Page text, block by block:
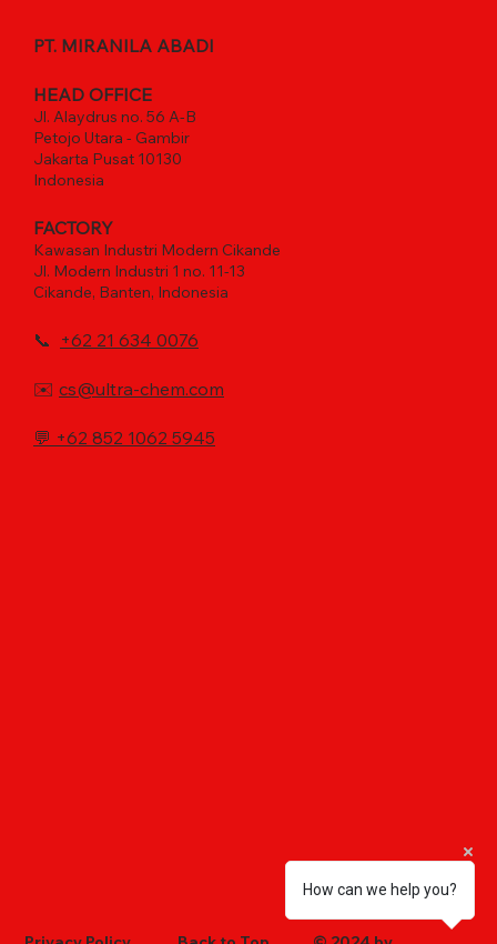
PT. MIRANILA ABADI
HEAD OFFICE
Jl. Alaydrus no. 56 A-B
Petojo Utara - Gambir
Jakarta Pusat 10130
Indonesia
FACTORY
Kawasan Industri Modern Cikande
Jl. Modern Industri 1 no. 11-13
Cikande, Banten, Indonesia
📞 +62 21 634 0076
✉️ cs@ultra-chem.com
💬 +62 852 1062 5945
How can we help you?